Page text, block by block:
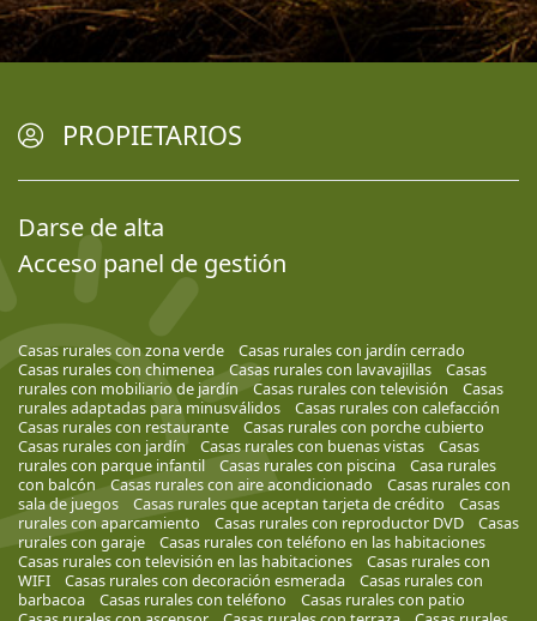
PROPIETARIOS
Darse de alta
Acceso panel de gestión
Casas rurales con zona verde
Casas rurales con jardín cerrado
Casas rurales con chimenea
Casas rurales con lavavajillas
Casas
rurales con mobiliario de jardín
Casas rurales con televisión
Casas
rurales adaptadas para minusválidos
Casas rurales con calefacción
Casas rurales con restaurante
Casas rurales con porche cubierto
Casas rurales con jardín
Casas rurales con buenas vistas
Casas
rurales con parque infantil
Casas rurales con piscina
Casa rurales
con balcón
Casas rurales con aire acondicionado
Casas rurales con
sala de juegos
Casas rurales que aceptan tarjeta de crédito
Casas
rurales con aparcamiento
Casas rurales con reproductor DVD
Casas
rurales con garaje
Casas rurales con teléfono en las habitaciones
Casas rurales con televisión en las habitaciones
Casas rurales con
WIFI
Casas rurales con decoración esmerada
Casas rurales con
barbacoa
Casas rurales con teléfono
Casas rurales con patio